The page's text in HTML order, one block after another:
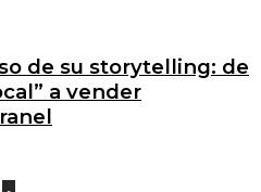
de su storytelling: de
a vender